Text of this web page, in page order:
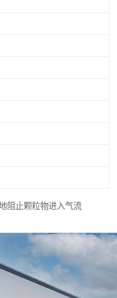
阻止颗粒物进入气流